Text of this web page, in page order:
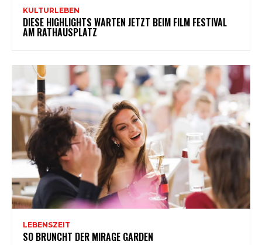
KULTURLEBEN
DIESE HIGHLIGHTS WARTEN JETZT BEIM FILM FESTIVAL
AM RATHAUSPLATZ
LEBENSZEIT
SO BRUNCHT DER MIRAGE GARDEN